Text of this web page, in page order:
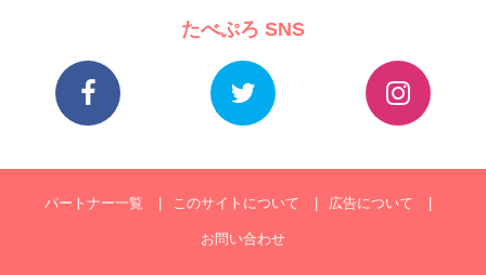
たべぷろ SNS
パートナー一覧 このサイトについて 広告について
お問い合わせ